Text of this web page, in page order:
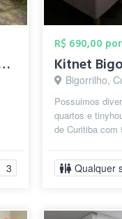
no São Francisco (Cen...
3
R$ 690,00
Bigorrilho,
Possuimos
quartos e
de Curitiba com
Qualquer